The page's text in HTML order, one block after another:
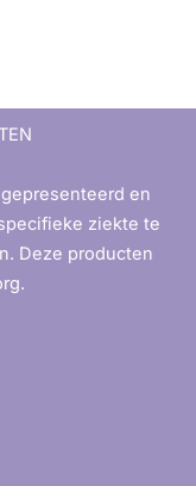
en
ziekte te
Deze producten